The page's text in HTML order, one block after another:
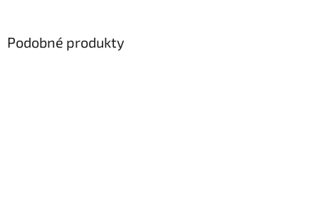
Podobné produkty